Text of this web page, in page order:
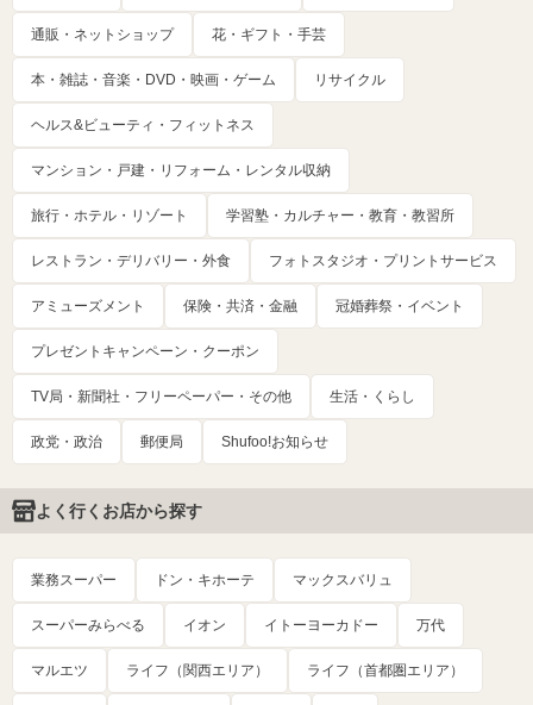
通販・ネットショップ 花・ギフト・手芸
本・雑誌・音楽・DVD・映画・ゲーム リサイクル
ヘルス&ビューティ・フィットネス
マンション・戸建・リフォーム・レンタル収納
旅行・ホテル・リゾート 学習塾・カルチャー・教育・教習所
レストラン・デリバリー・外食 フォトスタジオ・プリントサービス
アミューズメント 保険・共済・金融 冠婚葬祭・イベント
プレゼントキャンペーン・クーポン
TV局・新聞社・フリーペーパー・その他 生活・くらし
政党・政治 郵便局 Shufoo!お知らせ
よく行くお店から探す
業務スーパー ドン・キホーテ マックスバリュ
スーパーみらべる イオン イトーヨーカドー 万代
マルエツ ライフ（関西エリア） ライフ（首都圏エリア）